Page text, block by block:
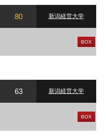
80 新潟経営大学
BOX
63 新潟経営大学
BOX